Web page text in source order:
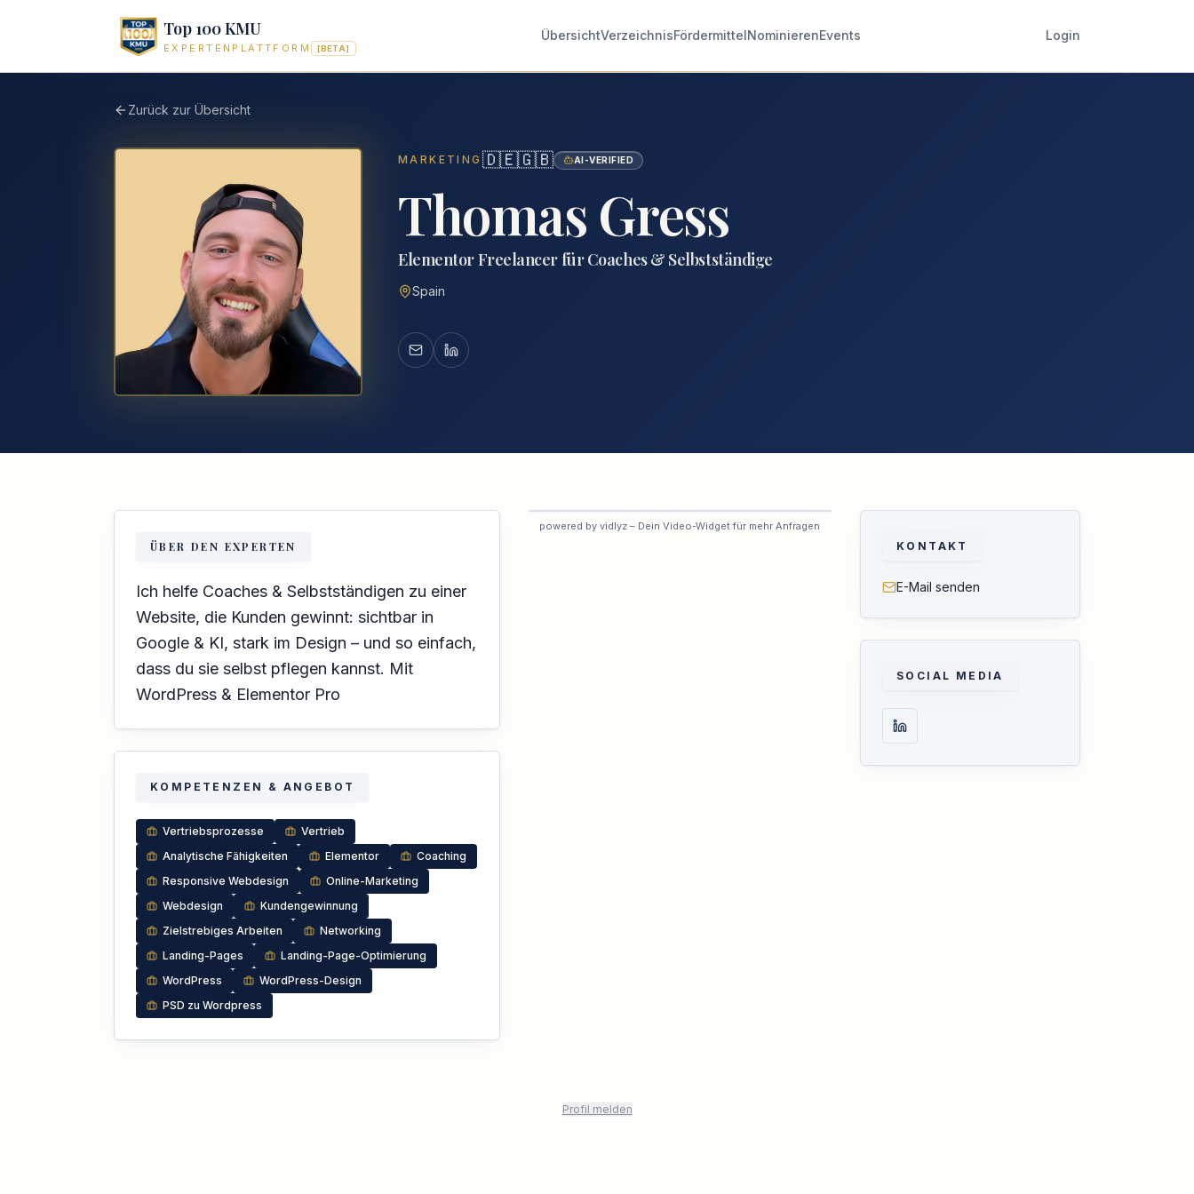
Top 100 KMU
EXPERTENPLATTFORM [BETA]
ÜbersichtVerzeichnisFördermittelNominierenEvents Login
Zurück zur Übersicht
MARKETING 🇩🇪🇬🇧 AI-VERIFIED
Thomas Gress
Elementor Freelancer für Coaches & Selbstständige
Spain
ÜBER DEN EXPERTEN
Ich helfe Coaches & Selbstständigen zu einer
Website, die Kunden gewinnt: sichtbar in
Google & KI, stark im Design – und so einfach,
dass du sie selbst pflegen kannst. Mit
WordPress & Elementor Pro
KOMPETENZEN & ANGEBOT
Vertriebsprozesse
Vertrieb
Analytische Fähigkeiten
Elementor
Coaching
Responsive Webdesign
Online-Marketing
Webdesign
Kundengewinnung
Zielstrebiges Arbeiten
Networking
Landing-Pages
Landing-Page-Optimierung
WordPress
WordPress-Design
PSD zu Wordpress
powered by vidlyz – Dein Video-Widget für mehr Anfragen
KONTAKT
E-Mail senden
SOCIAL MEDIA
Profil melden